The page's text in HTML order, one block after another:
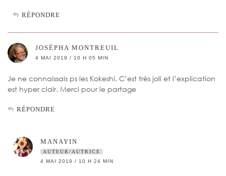
RÉPONDRE
JOSÉPHA MONTREUIL
4 MAI 2019 / 10 H 05 MIN
Je ne connaissais ps les Kokeshi. C’est très joli et l’explication
est hyper clair. Merci pour le partage
RÉPONDRE
MANAYIN
AUTEUR/AUTRICE
4 MAI 2019 / 10 H 24 MIN